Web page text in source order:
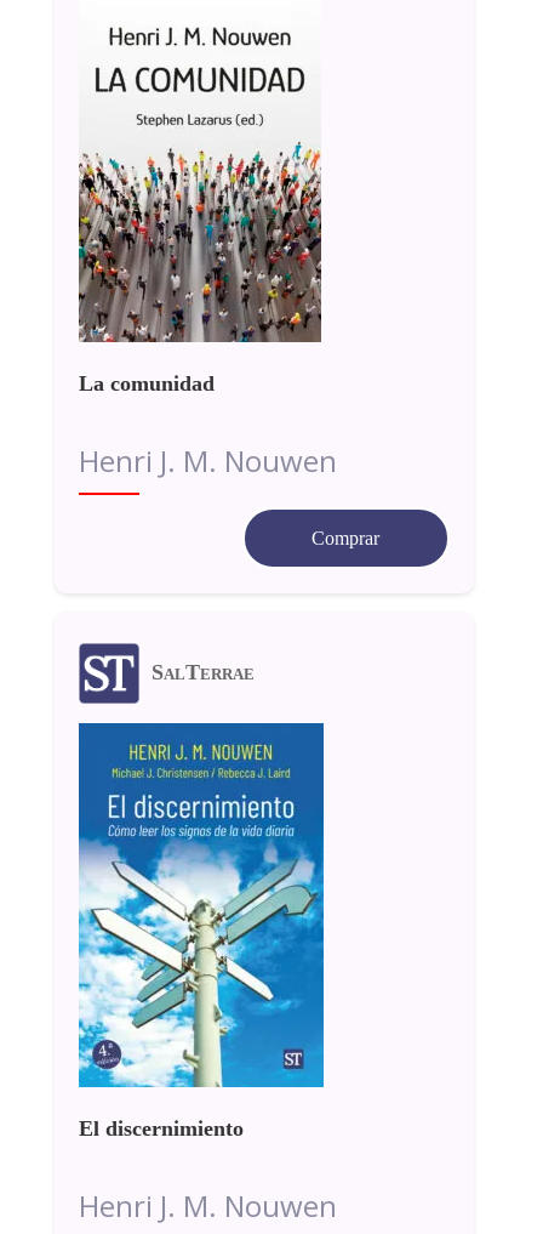
La comunidad
Henri J. M. Nouwen
Comprar
SalTerrae
El discernimiento
Henri J. M. Nouwen